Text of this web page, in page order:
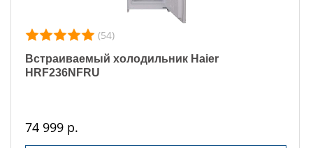
(54)
Встраиваемый холодильник Haier
HRF236NFRU
74 999 р.